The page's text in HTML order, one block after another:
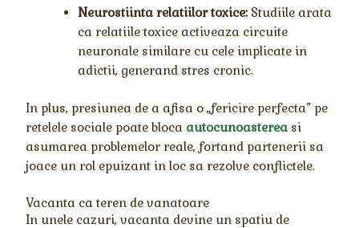
Neurostiinta relatiilor toxice: Studiile arata
ca relatiile toxice activeaza circuite
neuronale similare cu cele implicate in
adictii, generand stres cronic.
In plus, presiunea de a afisa o „fericire perfecta” pe
retelele sociale poate bloca autocunoasterea si
asumarea problemelor reale, fortand partenerii sa
joace un rol epuizant in loc sa rezolve conflictele.
Vacanta ca teren de vanatoare
In unele cazuri, vacanta devine un spatiu de